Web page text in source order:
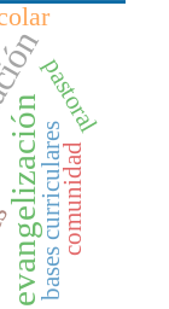
evangelizaciónbases curricularescomunidad
pastoral